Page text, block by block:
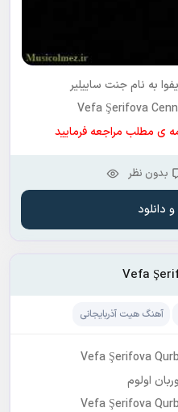
به نامجنت ساییلیر
ی مطلب مراجعه فرمایید
بدون نظر
و دانلود
آهنگ هیت آذربایجانی
اولوم
Vefa Şerifova